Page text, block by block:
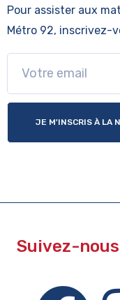
Pour assister aux
Métro 92, inscrivez-
JE M'INSCRIS À LA
Suivez-